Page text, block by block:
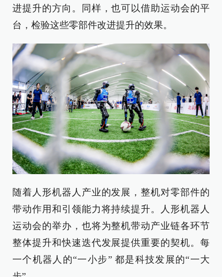
进提升的方向。同样，也可以借助运动会的平
台，检验这些零部件改进提升的效果。
随着人形机器人产业的发展，整机对零部件的
带动作用和引领能力将持续提升。人形机器人
运动会的举办，也将为整机带动产业链各环节
整体提升和快速迭代发展提供重要的契机。每
一个机器人的“一小步” 都是科技发展的“一大